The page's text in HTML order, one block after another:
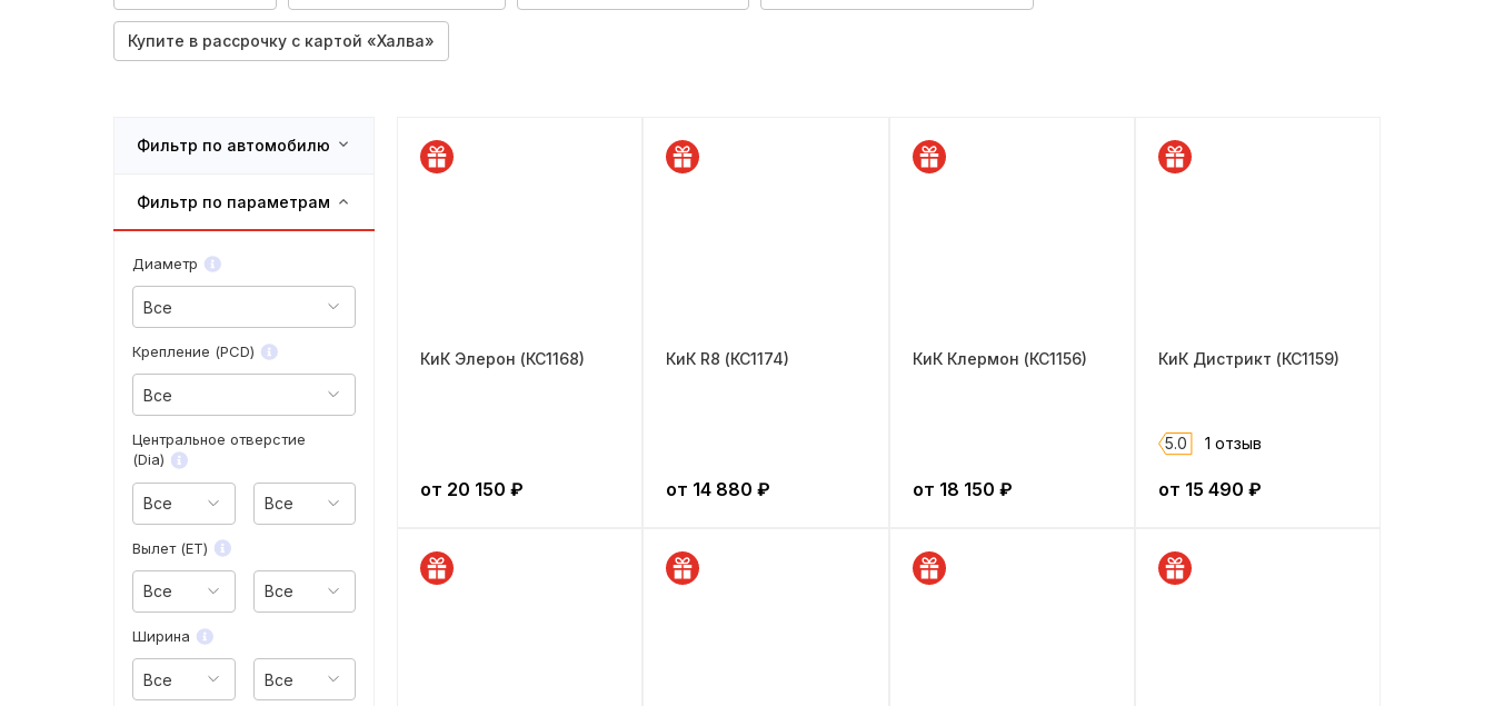
Купите в рассрочку с картой «Халва»
Фильтр по автомобилю
Марка
Модель
—
Поколение
—
Модификация
Фильтр по параметрам
Диаметр
Все
Крепление (PCD)
Все
Центральное отверстие
(Dia)
Все Все
Вылет (ET)
Все Все
Ширина
Все Все
КиК Элерон (КС1168)
от 20 150 ₽
КиК R8 (КС1174)
от 14 880 ₽
КиК Клермон (КС1156)
от 18 150 ₽
КиК Дистрикт (КС1159)
5.0 1 отзыв
от 15 490 ₽